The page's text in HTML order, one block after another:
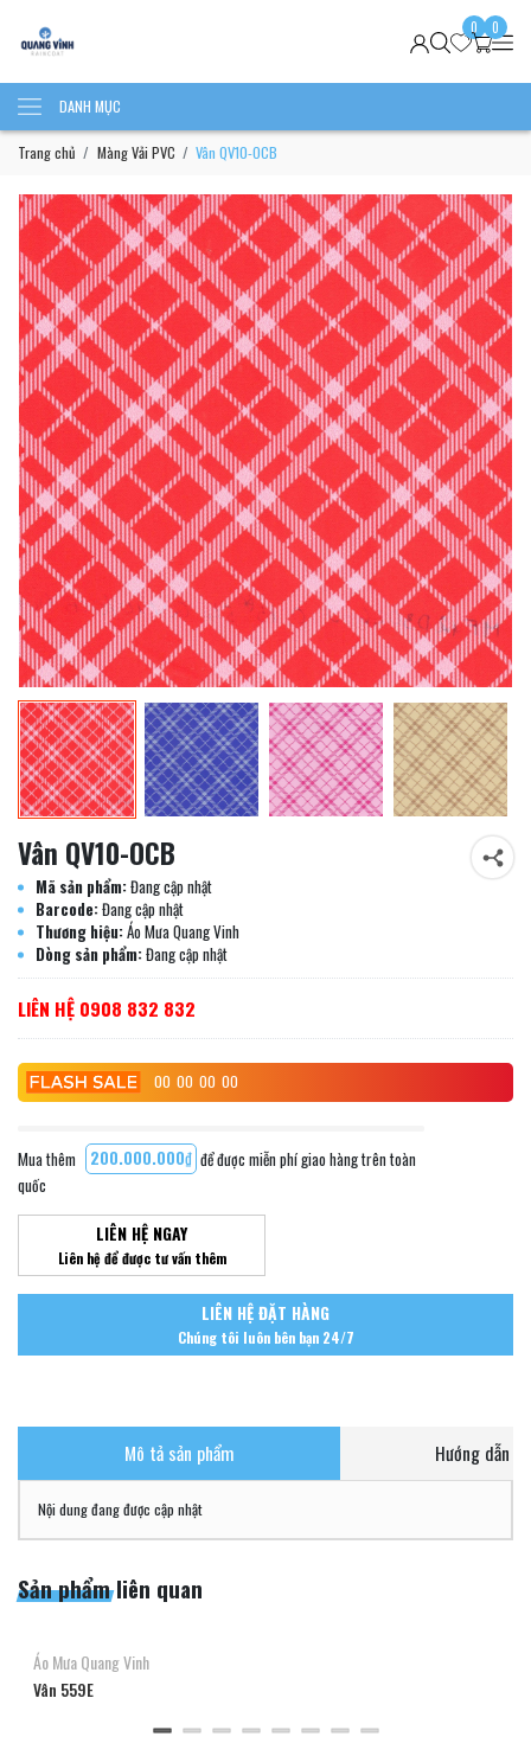
0 0
DANH MỤC
Trang chủ Màng Vải PVC Vân QV10-OCB
Vân QV10-OCB
Mã sản phẩm:Đang cập nhật
Barcode:Đang cập nhật
Thương hiệu:Áo Mưa Quang Vinh
Dòng sản phẩm:Đang cập nhật
LIÊN HỆ 0908 832 832
00 00 00 00
Mua thêm 200.000.000₫ để được miễn phí giao hàng trên toàn
quốc
LIÊN HỆ NGAY
Liên hệ để được tư vấn thêm
LIÊN HỆ ĐẶT HÀNG
Chúng tôi luôn bên bạn 24/7
Mô tả sản phẩm Hướng dẫn
Nội dung đang được cập nhật
Sản phẩm liên quan
Áo Mưa Quang Vinh
Vân 559E